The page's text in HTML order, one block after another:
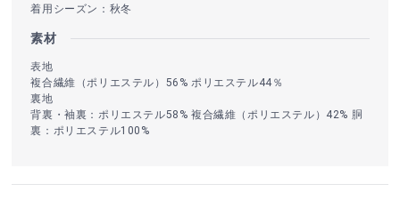
着用シーズン：秋冬
素材
表地
複合繊維（ポリエステル）56% ポリエステル44％
裏地
背裏・袖裏：ポリエステル58% 複合繊維（ポリエステル）42% 胴
裏：ポリエステル100%